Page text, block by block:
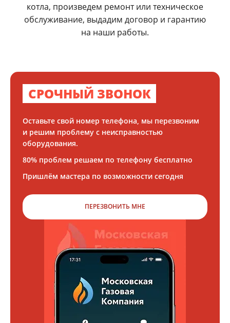
котла, произведем ремонт или техническое
обслуживание, выдадим договор и гарантию
на наши работы.
СРОЧНЫЙ ЗВОНОК
Оставьте свой номер телефона, мы перезвоним
и решим проблему с неисправностью
оборудования.
80% проблем решаем по телефону бесплатно
Пришлём мастера по возможности сегодня
ПЕРЕЗВОНИТЬ МНЕ